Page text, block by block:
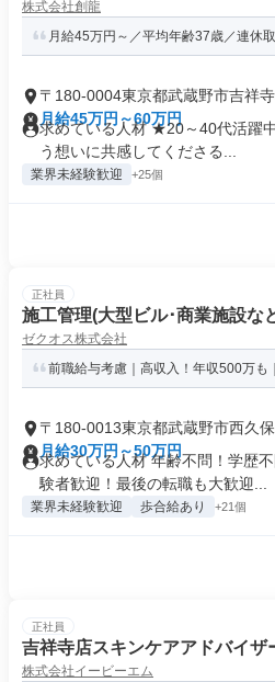
株式会社創龍
月給45万円～／平均年齢37歳／連休
〒180-0004東京都武蔵野市吉祥
月給45万円～60万円
求めている人材 ★20～40代活躍
う想いに共感してくださる...
業界未経験歓迎 +25個
正社員
施工管理(大型ビル･商業施設な
ゼクオス株式会社
前職給与考慮｜高収入！年収500万も
〒180-0013東京都武蔵野市西久保
月給30万円～50万円
求めている人材 年齢不問！学歴
験者歓迎！最後の転職も大歓迎...
業界未経験歓迎 歩合給あり +21個
正社員
吉祥寺店スキンケアアドバイザ
株式会社イービーエム